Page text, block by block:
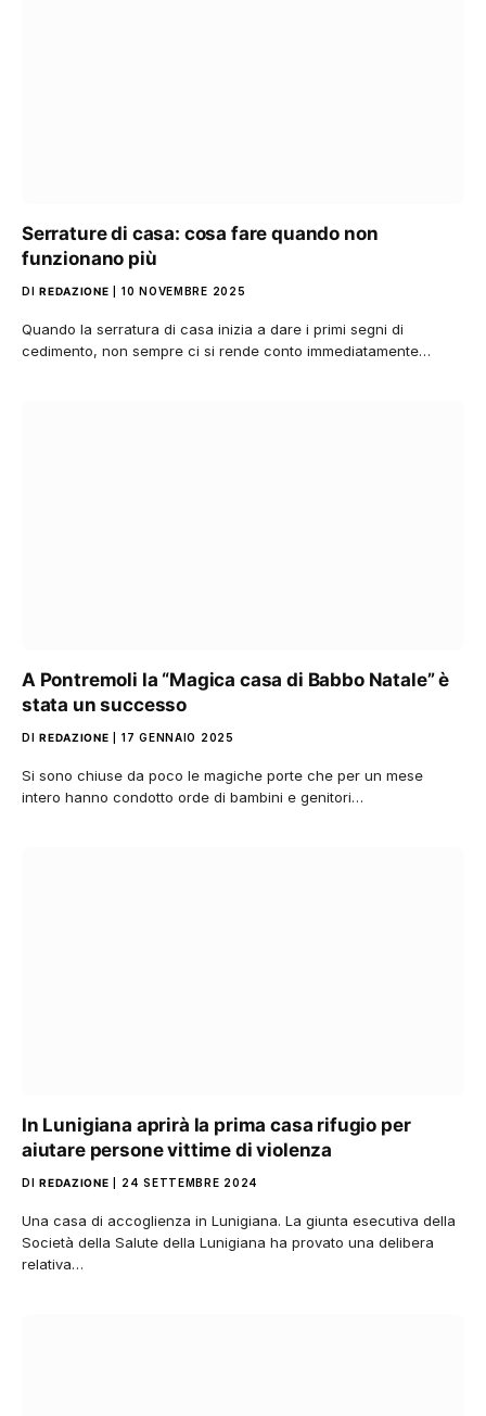
Serrature di casa: cosa fare quando non
funzionano più
DI REDAZIONE 10 NOVEMBRE 2025
Quando la serratura di casa inizia a dare i primi segni di
cedimento, non sempre ci si rende conto immediatamente…
A Pontremoli la “Magica casa di Babbo Natale” è
stata un successo
DI REDAZIONE 17 GENNAIO 2025
Si sono chiuse da poco le magiche porte che per un mese
intero hanno condotto orde di bambini e genitori…
In Lunigiana aprirà la prima casa rifugio per
aiutare persone vittime di violenza
DI REDAZIONE 24 SETTEMBRE 2024
Una casa di accoglienza in Lunigiana. La giunta esecutiva della
Società della Salute della Lunigiana ha provato una delibera
relativa…